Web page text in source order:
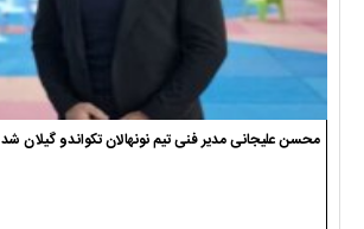
محسن علیجانی مدیر فنی تیم نونهالان تکواندو گیلان شد